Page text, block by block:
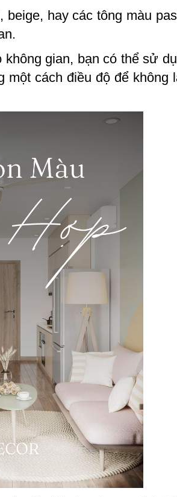
hay các tông màu
gian, bạn có thể sử
cách điều độ để không